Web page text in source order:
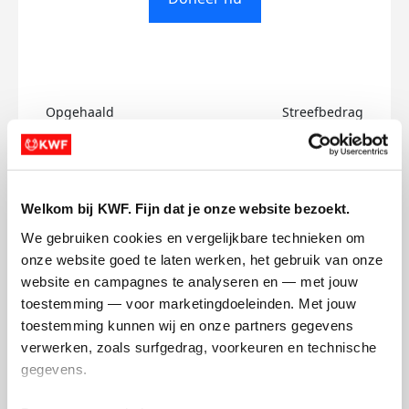
Welkom bij KWF. Fijn dat je onze website bezoekt.
We gebruiken cookies en vergelijkbare technieken om
onze website goed te laten werken, het gebruik van onze
website en campagnes te analyseren en — met jouw
toestemming — voor marketingdoeleinden. Met jouw
toestemming kunnen wij en onze partners gegevens
verwerken, zoals surfgedrag, voorkeuren en technische
gegevens.
Opgehaald
€0
Streefbedrag
€500
Yassine's badges